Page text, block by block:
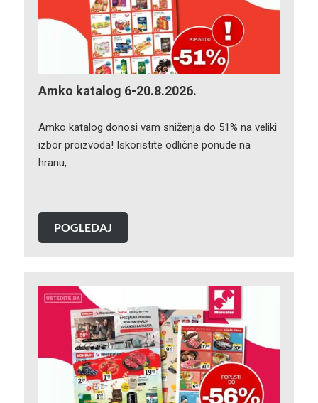
Amko katalog 6-20.8.2026.
Amko katalog donosi vam sniženja do 51% na veliki
izbor proizvoda! Iskoristite odlične ponude na
hranu,…
POGLEDAJ